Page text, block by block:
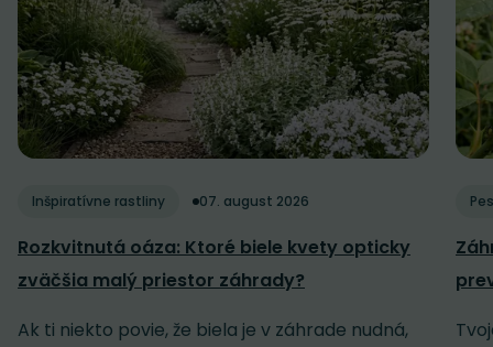
Inšpiratívne rastliny 07. august 2026
Rozkvitnutá oáza: Ktoré biele kvety opticky
zväčšia malý priestor záhrady?
Ak ti niekto povie, že biela je v záhrade nudná,